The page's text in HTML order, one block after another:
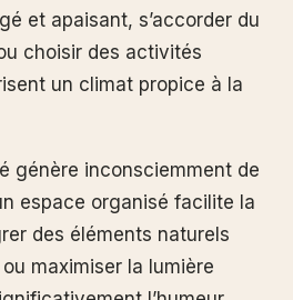
et apaisant, s’accorder du
choisir des activités
un climat propice à la
génère inconsciemment de
espace organisé facilite la
des éléments naturels
maximiser la lumière